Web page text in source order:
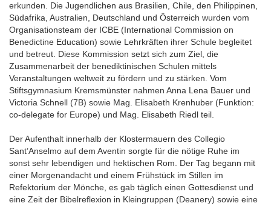
erkunden. Die Jugendlichen aus Brasilien, Chile, den Philippinen,
Südafrika, Australien, Deutschland und Österreich wurden vom
Organisationsteam der ICBE (International Commission on
Benedictine Education) sowie Lehrkräften ihrer Schule begleitet
und betreut. Diese Kommission setzt sich zum Ziel, die
Zusammenarbeit der benediktinischen Schulen mittels
Veranstaltungen weltweit zu fördern und zu stärken. Vom
Stiftsgymnasium Kremsmünster nahmen Anna Lena Bauer und
Victoria Schnell (7B) sowie Mag. Elisabeth Krenhuber (Funktion:
co-delegate for Europe) und Mag. Elisabeth Riedl teil.
Der Aufenthalt innerhalb der Klostermauern des Collegio
Sant’Anselmo auf dem Aventin sorgte für die nötige Ruhe im
sonst sehr lebendigen und hektischen Rom. Der Tag begann mit
einer Morgenandacht und einem Frühstück im Stillen im
Refektorium der Mönche, es gab täglich einen Gottesdienst und
eine Zeit der Bibelreflexion in Kleingruppen (Deanery) sowie eine